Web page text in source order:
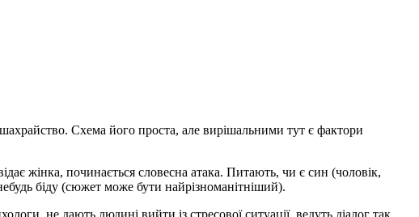
Схема його проста, але вирішальними тут є фактори
жінка, починається словесна атака. Питають, чи є син (чоловік,
біду (сюжет може бути найрізноманітніший).
не дають людині вийти із стресової ситуації, ведуть діалог так,